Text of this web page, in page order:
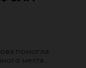
помогла
места...